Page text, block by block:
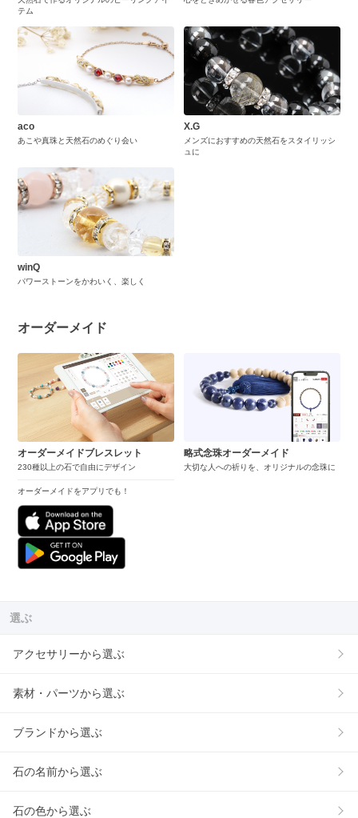
テム
aco
あこや真珠と天然石のめぐり会い
X.G
メンズにおすすめの天然石をスタイリッシ
ュに
winQ
パワーストーンをかわいく、楽しく
オーダーメイド
オーダーメイドブレスレット
230種以上の石で自由にデザイン
オーダーメイドをアプリでも！
略式念珠オーダーメイド
大切な人への祈りを、オリジナルの念珠に
選ぶ
アクセサリーから選ぶ
素材・パーツから選ぶ
ブランドから選ぶ
石の名前から選ぶ
石の色から選ぶ